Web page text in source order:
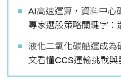
AI高速運算，資料中心
專家選股策略關鍵字：
液化二氧化碳船運成為
文看懂CCS運輸挑戰與